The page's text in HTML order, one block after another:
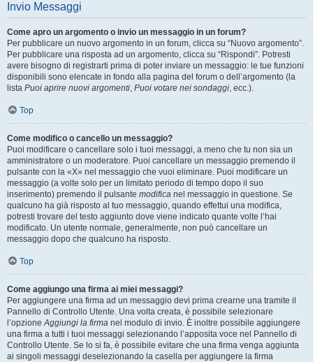
Invio Messaggi
Come apro un argomento o invio un messaggio in un forum?
Per pubblicare un nuovo argomento in un forum, clicca su “Nuovo argomento”.
Per pubblicare una risposta ad un argomento, clicca su “Rispondi”. Potresti
avere bisogno di registrarti prima di poter inviare un messaggio: le tue funzioni
disponibili sono elencate in fondo alla pagina del forum o dell’argomento (la
lista Puoi aprire nuovi argomenti, Puoi votare nei sondaggi, ecc.).
Top
Come modifico o cancello un messaggio?
Puoi modificare o cancellare solo i tuoi messaggi, a meno che tu non sia un
amministratore o un moderatore. Puoi cancellare un messaggio premendo il
pulsante con la «X» nel messaggio che vuoi eliminare. Puoi modificare un
messaggio (a volte solo per un limitato periodo di tempo dopo il suo
inserimento) premendo il pulsante modifica nel messaggio in questione. Se
qualcuno ha già risposto al tuo messaggio, quando effettui una modifica,
potresti trovare del testo aggiunto dove viene indicato quante volte l’hai
modificato. Un utente normale, generalmente, non può cancellare un
messaggio dopo che qualcuno ha risposto.
Top
Come aggiungo una firma ai miei messaggi?
Per aggiungere una firma ad un messaggio devi prima crearne una tramite il
Pannello di Controllo Utente. Una volta creata, è possibile selezionare
l’opzioneAggiungi la firma nel modulo di invio. È inoltre possibile aggiungere
una firma a tutti i tuoi messaggi selezionando l’apposita voce nel Pannello di
Controllo Utente. Se lo si fa, è possibile evitare che una firma venga aggiunta
ai singoli messaggi deselezionando la casella per aggiungere la firma